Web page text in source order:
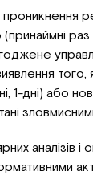
проникнення
раз
1-дні) або
аналізів і